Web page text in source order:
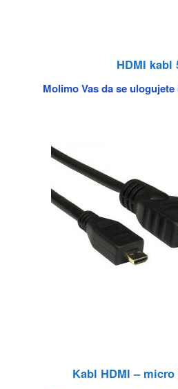
HDMI kabl
Molimo Vas da se
Kabl HDMI – micro